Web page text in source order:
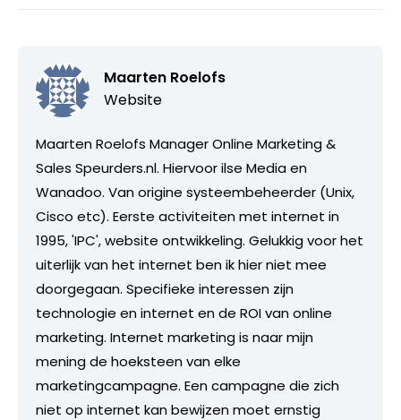
Maarten Roelofs
Website
Maarten Roelofs Manager Online Marketing &
Sales Speurders.nl. Hiervoor ilse Media en
Wanadoo. Van origine systeembeheerder (Unix,
Cisco etc). Eerste activiteiten met internet in
1995, 'IPC', website ontwikkeling. Gelukkig voor het
uiterlijk van het internet ben ik hier niet mee
doorgegaan. Specifieke interessen zijn
technologie en internet en de ROI van online
marketing. Internet marketing is naar mijn
mening de hoeksteen van elke
marketingcampagne. Een campagne die zich
niet op internet kan bewijzen moet ernstig